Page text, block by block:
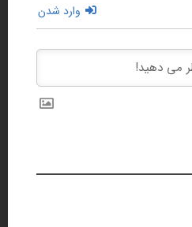
وارد شدن